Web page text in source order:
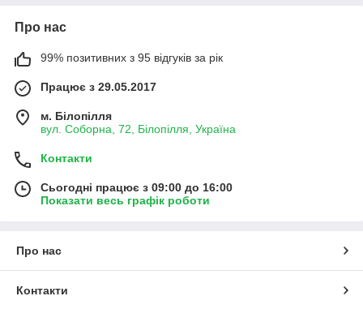
Про нас
99% позитивних з 95 відгуків за рік
Працює з 29.05.2017
м. Білопілля
вул. Соборна, 72, Білопілля, Україна
Контакти
Сьогодні працює з 09:00 до 16:00
Показати весь графік роботи
Про нас
Контакти